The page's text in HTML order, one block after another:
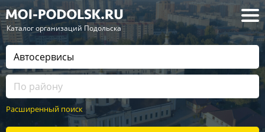
— Каталог организаций Подольска
Расширенный поиск